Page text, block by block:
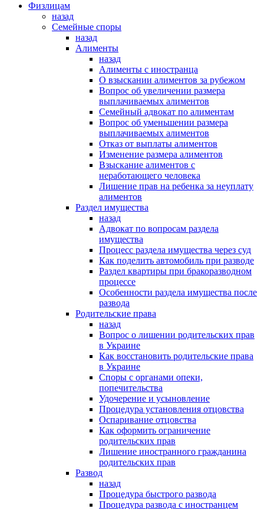
Физлицам
назад
Семейные споры
назад
Алименты
назад
Алименты с иностранца
О взыскании алиментов за рубежом
Вопрос об увеличении размера
выплачиваемых алиментов
Семейный адвокат по алиментам
Вопрос об уменьшении размера
выплачиваемых алиментов
Отказ от выплаты алиментов
Изменение размера алиментов
Взыскание алиментов с
неработающего человека
Лишение прав на ребенка за неуплату
алиментов
Раздел имущества
назад
Адвокат по вопросам раздела
имущества
Процесс раздела имущества через суд
Как поделить автомобиль при разводе
Раздел квартиры при бракоразводном
процессе
Особенности раздела имущества после
развода
Родительские права
назад
Вопрос о лишении родительских прав
в Украине
Как восстановить родительские права
в Украине
Споры с органами опеки,
попечительства
Удочерение и усыновление
Процедура установления отцовства
Оспаривание отцовства
Как оформить ограничение
родительских прав
Лишение иностранного гражданина
родительских прав
Развод
назад
Процедура быстрого развода
Процедура развода с иностранцем